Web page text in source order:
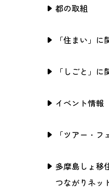
都の取組
「住まい」
「しごと」
イベント情報
「ツアー・
多摩島しょ移
つながりネッ